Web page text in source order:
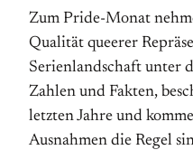
Zum Pride-Monat
Qualität queerer
Serienlandschaft unter
Zahlen und Fakten,
letzten Jahre und
Ausnahmen die Regel